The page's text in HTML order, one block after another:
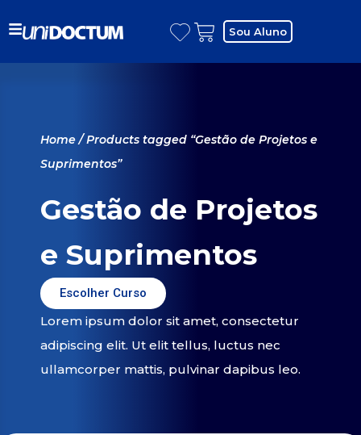
Sou Aluno
Home/ Products tagged “Gestão de Projetos e
Suprimentos”
Gestão de Projetos
e Suprimentos
Escolher Curso
Lorem ipsum dolor sit amet, consectetur
adipiscing elit. Ut elit tellus, luctus nec
ullamcorper mattis, pulvinar dapibus leo.